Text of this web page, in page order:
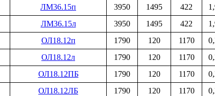
ЛМ36.15п 3950 1495 422
ЛМ36.15л 3950 1495 422
ОЛ18.12п 1790 120 1170
ОЛ18.12л 1790 120 1170
ОЛ18.12ПБ 1790 120 1170
ОЛ18.12ЛБ 1790 120 1170